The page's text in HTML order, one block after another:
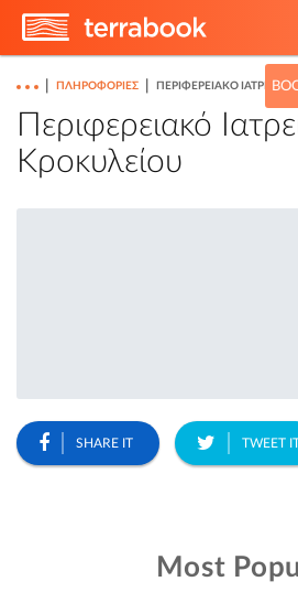
ΠΛΗΡΟΦΟΡΊΕΣ ΠΕΡΙΦΕΡΕΙΑΚΌ ΙΑΤΡΕΊΟ
Περιφερειακό
Κροκυλείου
SHARE IT TWEET
Most